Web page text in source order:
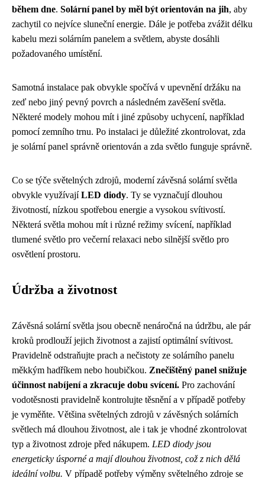
během dne. Solární panel by měl být orientován na jih, aby
zachytil co nejvíce sluneční energie. Dále je potřeba zvážit délku
kabelu mezi solárním panelem a světlem, abyste dosáhli
požadovaného umístění.
Samotná instalace pak obvykle spočívá v upevnění držáku na
zeď nebo jiný pevný povrch a následném zavěšení světla.
Některé modely mohou mít i jiné způsoby uchycení, například
pomocí zemního trnu. Po instalaci je důležité zkontrolovat, zda
je solární panel správně orientován a zda světlo funguje správně.
Co se týče světelných zdrojů, moderní závěsná solární světla
obvykle využívajíLED diody. Ty se vyznačují dlouhou
životností, nízkou spotřebou energie a vysokou svítivostí.
Některá světla mohou mít i různé režimy svícení, například
tlumené světlo pro večerní relaxaci nebo silnější světlo pro
osvětlení prostoru.
Údržba a životnost
Závěsná solární světla jsou obecně nenáročná na údržbu, ale pár
kroků prodlouží jejich životnost a zajistí optimální svítivost.
Pravidelně odstraňujte prach a nečistoty ze solárního panelu
měkkým hadříkem nebo houbičkou. Znečištěný panel snižuje
účinnost nabíjení a zkracuje dobu svícení. Pro zachování
vodotěsnosti pravidelně kontrolujte těsnění a v případě potřeby
je vyměňte. Většina světelných zdrojů v závěsných solárních
světlech má dlouhou životnost, ale i tak je vhodné zkontrolovat
typ a životnost zdroje před nákupem. LED diody jsou
energeticky úsporné a mají dlouhou životnost, což z nich dělá
ideální volbu. V případě potřeby výměny světelného zdroje se